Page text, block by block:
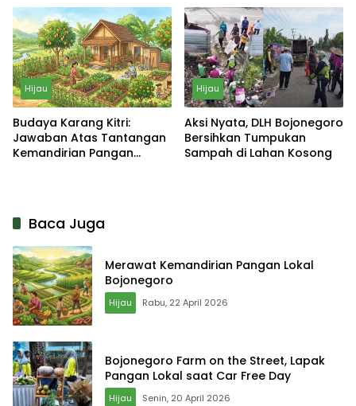
dari Sampah
Hijau
Budaya Karang Kitri:
Jawaban Atas Tantangan
Kemandirian Pangan
Hijau
Aksi Nyata, DLH Bojonegoro
Bersihkan Tumpukan
Sampah di Lahan Kosong
Baca Juga
Merawat Kemandirian Pangan Lokal
Bojonegoro
Hijau Rabu, 22 April 2026
Bojonegoro Farm on the Street, Lapak
Pangan Lokal saat Car Free Day
Hijau Senin, 20 April 2026